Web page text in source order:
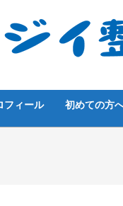
フィール 初めての方